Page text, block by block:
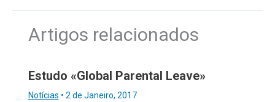
Artigos relacionados
Estudo «Global Parental Leave»
Notícias • 2 de Janeiro, 2017